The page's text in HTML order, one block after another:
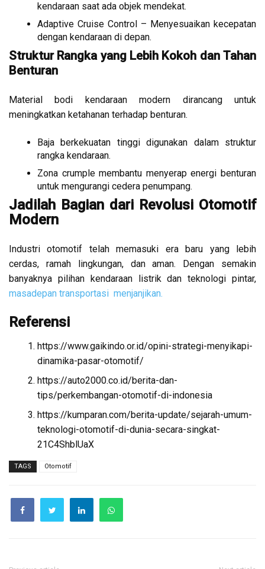
kendaraan saat ada objek mendekat.
Adaptive Cruise Control – Menyesuaikan kecepatan
dengan kendaraan di depan.
Struktur Rangka yang Lebih Kokoh dan Tahan
Benturan
Material bodi kendaraan modern dirancang untuk
meningkatkan ketahanan terhadap benturan.
Baja berkekuatan tinggi digunakan dalam struktur
rangka kendaraan.
Zona crumple membantu menyerap energi benturan
untuk mengurangi cedera penumpang.
Jadilah Bagian dari Revolusi Otomotif
Modern
Industri otomotif telah memasuki era baru yang lebih
cerdas, ramah lingkungan, dan aman. Dengan semakin
banyaknya pilihan kendaraan listrik dan teknologi pintar,
masadepan transportasi menjanjikan.
Referensi
https://www.gaikindo.or.id/opini-strategi-menyikapi-
dinamika-pasar-otomotif/
https://auto2000.co.id/berita-dan-
tips/perkembangan-otomotif-di-indonesia
https://kumparan.com/berita-update/sejarah-umum-
teknologi-otomotif-di-dunia-secara-singkat-
21C4ShblUaX
TAGS Otomotif